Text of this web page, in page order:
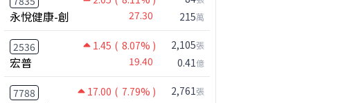
永悅健康-創 27.30 215萬
2536 1.45 ( 8.07% )
宏普 19.40
2,105張
0.41億
7788 17.00 ( 7.79% ) 2,761張